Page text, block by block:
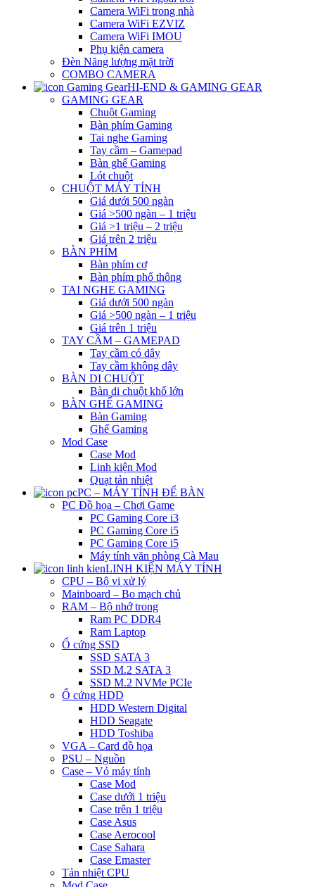
Camera WiFi trong nhà
Camera WiFi EZVIZ
Camera WiFi IMOU
Phụ kiện camera
Đèn Năng lượng mặt trời
COMBO CAMERA
HI-END & GAMING GEAR
GAMING GEAR
Chuột Gaming
Bàn phím Gaming
Tai nghe Gaming
Tay cầm – Gamepad
Bàn ghế Gaming
Lót chuột
CHUỘT MÁY TÍNH
Giá dưới 500 ngàn
Giá >500 ngàn – 1 triệu
Giá >1 triệu – 2 triệu
Giá trên 2 triệu
BÀN PHÍM
Bàn phím cơ
Bàn phím phổ thông
TAI NGHE GAMING
Giá dưới 500 ngàn
Giá >500 ngàn – 1 triệu
Giá trên 1 triệu
TAY CẦM – GAMEPAD
Tay cầm có dây
Tay cầm không dây
BÀN DI CHUỘT
Bàn di chuột khổ lớn
BÀN GHẾ GAMING
Bàn Gaming
Ghế Gaming
Mod Case
Case Mod
Linh kiện Mod
Quạt tản nhiệt
PC – MÁY TÍNH ĐỂ BÀN
PC Đồ họa – Chơi Game
PC Gaming Core i3
PC Gaming Core i5
PC Gaming Core i5
Máy tính văn phòng Cà Mau
LINH KIỆN MÁY TÍNH
CPU – Bộ vi xử lý
Mainboard – Bo mạch chủ
RAM – Bộ nhớ trong
Ram PC DDR4
Ram Laptop
Ổ cứng SSD
SSD SATA 3
SSD M.2 SATA 3
SSD M.2 NVMe PCIe
Ổ cứng HDD
HDD Western Digital
HDD Seagate
HDD Toshiba
VGA – Card đồ họa
PSU – Nguồn
Case – Vỏ máy tính
Case Mod
Case dưới 1 triệu
Case trên 1 triệu
Case Asus
Case Aerocool
Case Sahara
Case Emaster
Tản nhiệt CPU